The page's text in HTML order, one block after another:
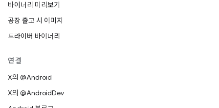
바이너리 미리보기
공장 출고 시 이미지
드라이버 바이너리
연결
X의 @Android
X의 @AndroidDev